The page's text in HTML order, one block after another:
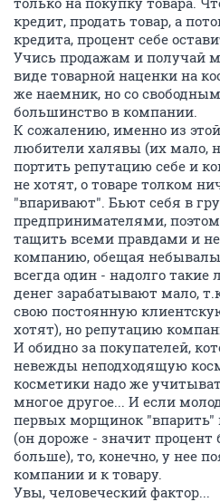
кредит, продать товар, а
кредита, процент себе
Учись продажам и получай
виде товарной наценки на
же наемник, но со
большинство в компании.
К сожалению, именно из
любители халявы (их мало,
портить репутацию себе и
не хотят, о товаре толком
"впаривают". Бьют себя в
предпринимателями,
тащить всеми правдами и
компанию, обещая
всегда один - надолго
денег зарабатывают мало,
свою постоянную
хотят), но репутацию
И обидно за покупателей,
невежды неподходящую
косметики надо же
многое другое... И если
первых морщинок "впарить"
(он дороже - значит процент
больше), то, конечно, у нее
компании и к товару.
Увы, человеческий фактор...